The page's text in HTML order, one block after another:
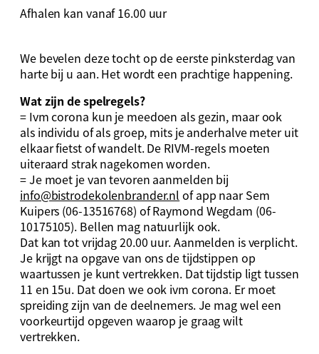
Afhalen kan vanaf 16.00 uur
We bevelen deze tocht op de eerste pinksterdag van
harte bij u aan. Het wordt een prachtige happening.
Wat zijn de spelregels?
= Ivm corona kun je meedoen als gezin, maar ook
als individu of als groep, mits je anderhalve meter uit
elkaar fietst of wandelt. De RIVM-regels moeten
uiteraard strak nagekomen worden.
= Je moet je van tevoren aanmelden bij
info@bistrodekolenbrander.nl of app naar Sem
Kuipers (06-13516768) of Raymond Wegdam (06-
10175105). Bellen mag natuurlijk ook.
Dat kan tot vrijdag 20.00 uur. Aanmelden is verplicht.
Je krijgt na opgave van ons de tijdstippen op
waartussen je kunt vertrekken. Dat tijdstip ligt tussen
11 en 15u. Dat doen we ook ivm corona. Er moet
spreiding zijn van de deelnemers. Je mag wel een
voorkeurtijd opgeven waarop je graag wilt
vertrekken.